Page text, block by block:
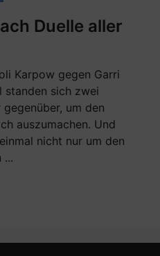
Duelle aller
Karpow gegen Garri
standen sich zwei
um den
auszumachen. Und
nicht nur um den
...